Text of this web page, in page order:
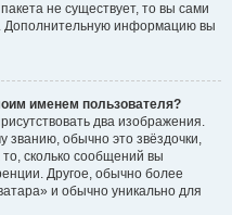
не существует, то вы сами
Дополнительную информацию вы
именем пользователя?
два изображения.
званию, обычно это звёздочки,
сколько сообщений вы
Другое, обычно более
и обычно уникально для